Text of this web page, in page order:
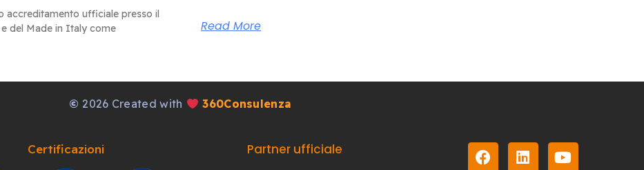
accreditamento ufficiale presso il
del Made in Italy come
Read More
© 2026 Created with 360Consulenza
Certificazioni Partner ufficiale